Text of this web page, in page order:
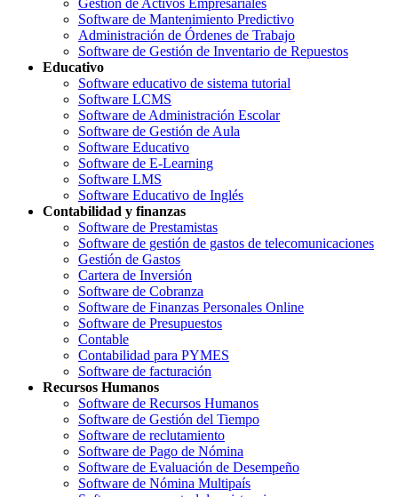
Software de Mantenimiento Predictivo
Administración de Órdenes de Trabajo
Software de Gestión de Inventario de Repuestos
Educativo
Software educativo de sistema tutorial
Software LCMS
Software de Administración Escolar
Software de Gestión de Aula
Software Educativo
Software de E-Learning
Software LMS
Software Educativo de Inglés
Contabilidad y finanzas
Software de Prestamistas
Software de gestión de gastos de telecomunicaciones
Gestión de Gastos
Cartera de Inversión
Software de Cobranza
Software de Finanzas Personales Online
Software de Presupuestos
Contable
Contabilidad para PYMES
Software de facturación
Recursos Humanos
Software de Recursos Humanos
Software de Gestión del Tiempo
Software de reclutamiento
Software de Pago de Nómina
Software de Evaluación de Desempeño
Software de Nómina Multipaís